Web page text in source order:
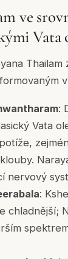
ve
Vata
Thailam
:
Vata
nervový
:
chladnější;